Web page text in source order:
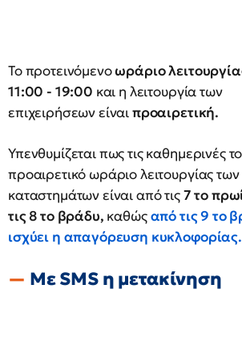
Το προτεινόμενοωράριο
11:00 - 19:00 και η λειτουργία των
επιχειρήσεων είναιπροαιρετική.
Υπενθυμίζεται πως τις καθημερινές το
προαιρετικό ωράριο λειτουργίας των
καταστημάτων είναι από τις7 το
τις 8 το βράδυ, καθώςαπό τις 9 το
ισχύει η απαγόρευση κυκλοφορίας.
Με SMS η μετακίνηση